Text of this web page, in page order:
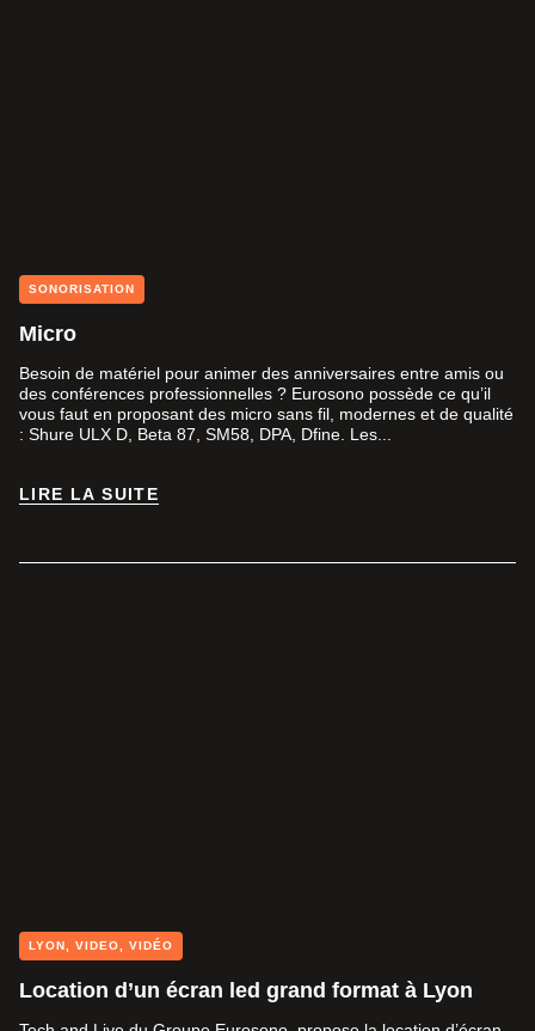
SONORISATION
Micro
Besoin de matériel pour animer des anniversaires entre amis ou
des conférences professionnelles ? Eurosono possède ce qu’il
vous faut en proposant des micro sans fil, modernes et de qualité
: Shure ULX D, Beta 87, SM58, DPA, Dfine. Les...
LIRE LA SUITE
LYON VIDEO VIDÉO
Location d’un écran led grand format à Lyon